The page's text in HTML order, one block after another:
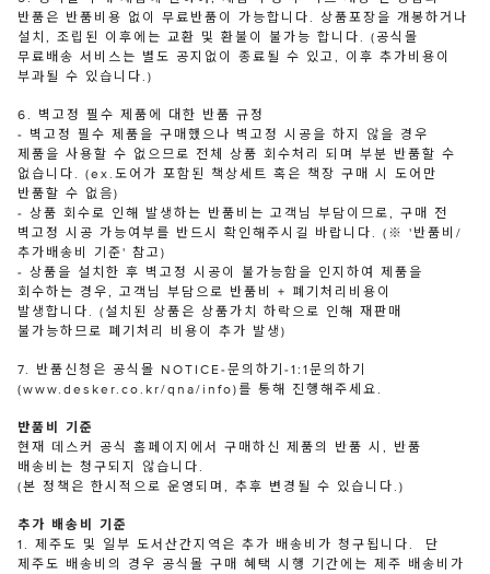
반품은 반품비용 없이 무료반품이 가능합니다. 상품포장을 개봉하거나
설치, 조립된 이후에는 교환 및 환불이 불가능 합니다. (공식몰
무료배송 서비스는 별도 공지없이 종료될 수 있고, 이후 추가비용이
부과될 수 있습니다.)
6. 벽고정 필수 제품에 대한 반품 규정
- 벽고정 필수 제품을 구매했으나 벽고정 시공을 하지 않을 경우
제품을 사용할 수 없으므로 전체 상품 회수처리 되며 부분 반품할 수
없습니다. (ex.도어가 포함된 책상세트 혹은 책장 구매 시 도어만
반품할 수 없음)
- 상품 회수로 인해 발생하는 반품비는 고객님 부담이므로, 구매 전
벽고정 시공 가능여부를 반드시 확인해주시길 바랍니다. (※ '반품비/
추가배송비 기준' 참고)
- 상품을 설치한 후 벽고정 시공이 불가능함을 인지하여 제품을
회수하는 경우, 고객님 부담으로 반품비 + 폐기처리비용이
발생합니다. (설치된 상품은 상품가치 하락으로 인해 재판매
불가능하므로 폐기처리 비용이 추가 발생)
7. 반품신청은 공식몰 NOTICE-문의하기-1:1문의하기
(www.desker.co.kr/qna/info)를 통해 진행해주세요.
반품비 기준
현재 데스커 공식 홈페이지에서 구매하신 제품의 반품 시, 반품
배송비는 청구되지 않습니다.
(본 정책은 한시적으로 운영되며, 추후 변경될 수 있습니다.)
추가 배송비 기준
1. 제주도 및 일부 도서산간지역은 추가 배송비가 청구됩니다. 단
제주도 배송비의 경우 공식몰 구매 혜택 시행 기간에는 제주 배송비가